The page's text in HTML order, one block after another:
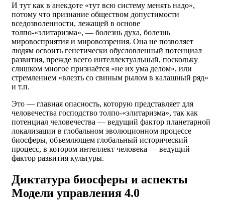
И тут как в анекдоте «тут всю систему менять надо»,
потому что признание обществом допустимости
вседозволенности, лежащей в основе
толпо-«элитаризма», — болезнь духа, болезнь
мировосприятия и мировоззрения. Она не позволяет
людям освоить генетически обусловленный потенциал
развития, прежде всего интеллектуальный, поскольку
слишком многое признаётся «не их ума делом», или
стремлением «влезть со свиным рылом в калашный ряд»
и т.п.
Это — главная опасность, которую представляет для
человечества господство толпо-«элитаризма», так как
потенциал человечества — ведущий фактор планетарной
локализации в глобальном эволюционном процессе
биосферы, объемлющем глобальный исторический
процесс, в котором интеллект человека — ведущий
фактор развития культуры.
Диктатура биосферы и аспекты
Модели управления 4.0